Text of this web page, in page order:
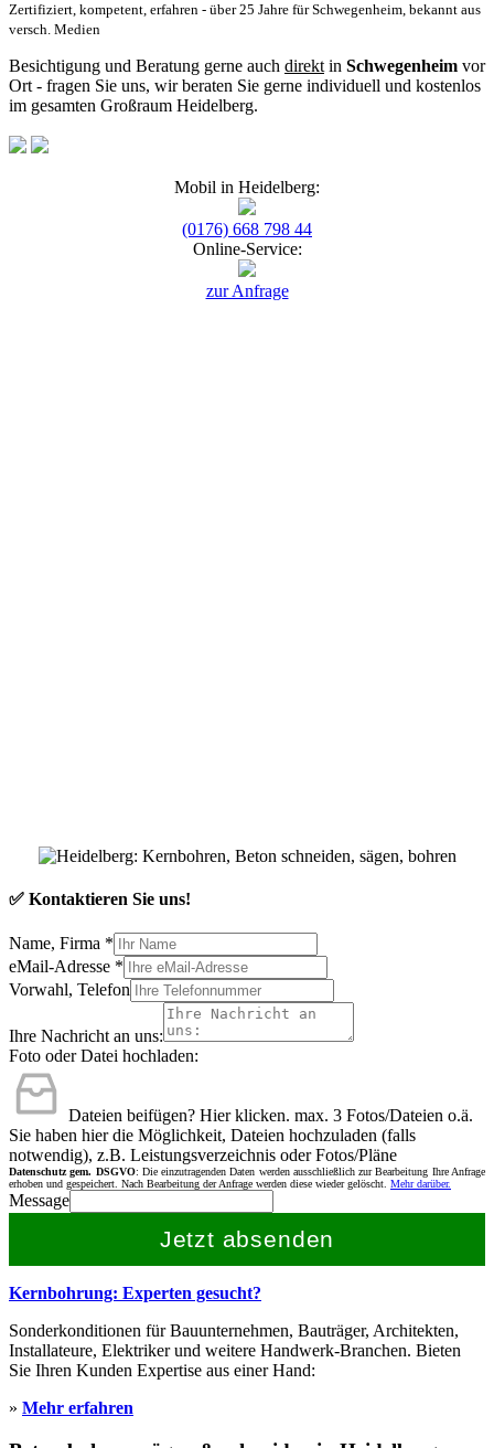
Zertifiziert, kompetent, erfahren - über 25 Jahre für Schwegenheim, bekannt aus
versch. Medien
Besichtigung und Beratung gerne auch direkt in Schwegenheim vor
Ort - fragen Sie uns, wir beraten Sie gerne individuell und kostenlos
im gesamten Großraum Heidelberg.
Mobil in Heidelberg:
(0176) 668 798 44
Online-Service:
zur Anfrage
✅ Kontaktieren Sie uns!
Name, Firma *
eMail-Adresse *
Vorwahl, Telefon
Ihre Nachricht an uns:
Foto oder Datei hochladen:
Dateien beifügen? Hier klicken. max. 3 Fotos/Dateien o.ä.
Sie haben hier die Möglichkeit, Dateien hochzuladen (falls
notwendig), z.B. Leistungsverzeichnis oder Fotos/Pläne
Datenschutz gem. DSGVO: Die einzutragenden Daten werden ausschließlich zur Bearbeitung Ihre Anfrage
erhoben und gespeichert. Nach Bearbeitung der Anfrage werden diese wieder gelöscht. Mehr darüber.
Message
Jetzt absenden
Kernbohrung: Experten gesucht?
Sonderkonditionen für Bauunternehmen, Bauträger, Architekten,
Installateure, Elektriker und weitere Handwerk-Branchen. Bieten
Sie Ihren Kunden Expertise aus einer Hand:
» Mehr erfahren